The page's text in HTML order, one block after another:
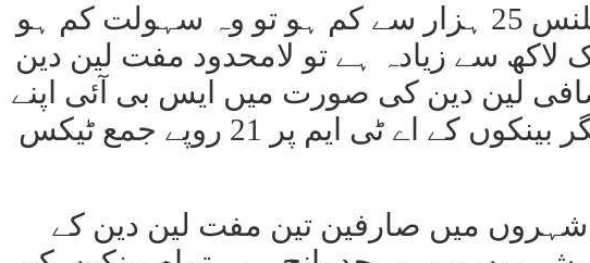
تاہم اگر کسی صارف کا بیلنس 25 ہزار سے کم ہو تو وہ سہولت کم ہو
لاکھ سے زیادہ ہے تو لامحدود مفت لین دین
لین دین کی صورت میں ایس بی آئی اپنے
اے ٹی ایم پر 15 روپے اور دیگر بینکوں کے اے ٹی ایم پر 21 روپے جمع ٹیکس
شہروں میں صارفین تین مفت لین دین کے